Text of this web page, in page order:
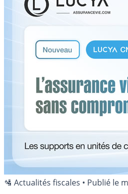
🛂 Actualités fiscales • Publié le